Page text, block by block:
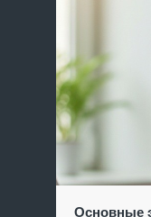
Основные